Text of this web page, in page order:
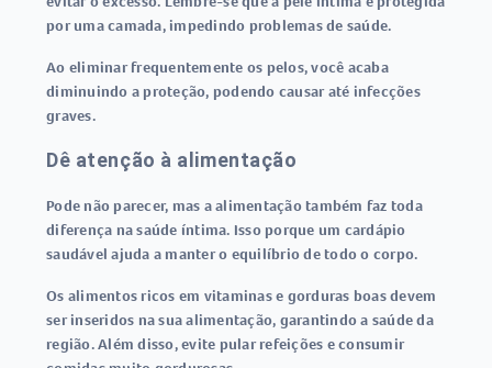
por uma camada, impedindo problemas de saúde.
Ao eliminar frequentemente os pelos, você acaba
diminuindo a proteção, podendo causar até infecções
graves.
Dê atenção à alimentação
Pode não parecer, mas a alimentação também faz toda
diferença na saúde íntima. Isso porque um cardápio
saudável ajuda a manter o equilíbrio de todo o corpo.
Os alimentos ricos em vitaminas e gorduras boas devem
ser inseridos na sua alimentação, garantindo a saúde da
região. Além disso, evite pular refeições e consumir